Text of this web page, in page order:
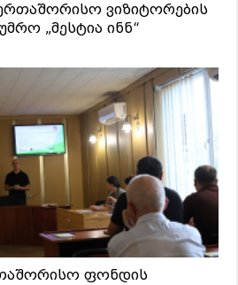
ვიზიტორების
„მესტია ინნ“
ფონდის